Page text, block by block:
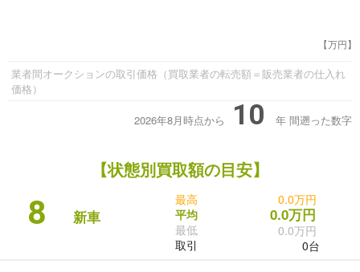
【万円】
業者間オークションの取引価格（買取業者の転売額＝販売業者の仕入れ
価格）
2026年8月時点から 10 年 間遡った数字
【状態別買取額の目安】
8 新車
最高
平均
最低
取引
0.0万円
0.0万円
0.0万円
0台